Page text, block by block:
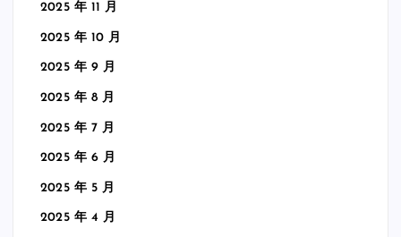
2025 年 11 月
2025 年 10 月
2025 年 9 月
2025 年 8 月
2025 年 7 月
2025 年 6 月
2025 年 5 月
2025 年 4 月